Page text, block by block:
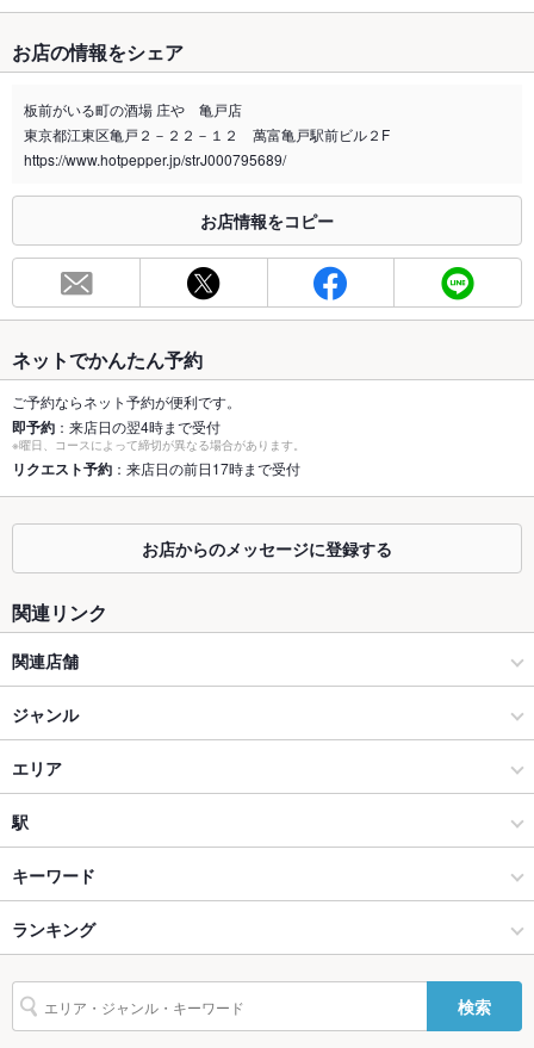
禁煙・喫煙
全席禁煙
喫煙専用室 あり
合わせください。
お席
129席(50名様以上の人数は要相談。各種宴会の予約承り中!)
容人数
個室
あり ：2名～ご相談に応じます♪少人数から団体様まで様々なシ
ーン対応！最大50名様迄ご収容可能です♪
座敷
あり ：お座敷フロアもご用意しております。必ず事前にご予約
あり ：掘りごたつ席のご希望はお気軽にご相談下さい。各種ご
宴会のご予約承っております。
カウンター
ソファー
設備
Wi-Fi あり
バリアフリ
ー
なし ：各種ご宴会等、お気軽に店舗までご相談ください♪
お店の情報をシェア
板前がいる町の酒場 庄や 亀戸店
東京都江東区亀戸２－２２－１２ 萬富亀戸駅前ビル２F
https://www.hotpepper.jp/strJ000795689/
お店情報をコピー
ネットでかんたん予約
ご予約ならネット予約が便利です。
即予約 ：来店日の翌4時まで受付
※曜日、コースによって締切が異なる場合があります。
リクエスト予約 ：来店日の前日17時まで受付
お店からのメッセージに登録する
関連リンク
関連店舗
やるき茶屋
大衆馬肉酒場 三村 郡山店
板前がいる町の酒場 庄や 小田急相模原店
板前がいる町の酒場 庄や 立川南諏訪通り店
板前がいる町の酒場 庄や 錦糸町店
新やるき茶屋大手町2丁目店
神田の肉バル RUMP CAP（ランプキャップ） 池袋西口店
ジャンル
居酒屋
和風
錦糸町・浅草橋・両国・亀戸 × 居酒屋
錦糸町・浅草橋・両国・亀戸 × 和風
亀戸駅 × 居酒屋
亀戸駅 × 和風
エリア
亀戸
亀戸 × 居酒屋
亀戸 × 和風
亀戸 × 和食
亀戸 × 和食全般
駅
亀戸駅
錦糸町駅
キーワード
からあげ
焼きそば レバー つくね オムライス チャーハン
ランキング
東京のグルメランキング
東京の居酒屋ランキング
検索